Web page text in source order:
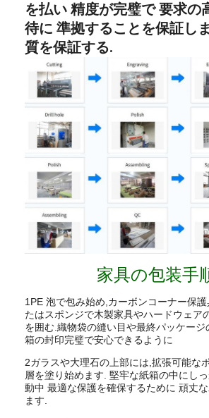
を払い 精度が完璧で 要求の
待に 準拠することを保証し
質を保証する.
家具の包装手
1PE 泡で包み始め,カーボンコーナー保護
たはスポンジで木製家具やハードウェア
を囲む.織物袋の縫い目や最終パッケー
箱の封印完璧で安心できるように
2ガラスや大理石の上部には,拡張可能な
層を塗り始めます. 堅牢な紙箱の中にし
動中 最適な保護を確保するために 頑丈
ます.